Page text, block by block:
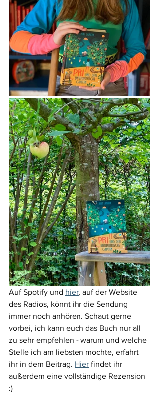
Auf Spotify und hier, auf der Website
des Radios, könnt ihr die Sendung
immer noch anhören. Schaut gerne
vorbei, ich kann euch das Buch nur all
zu sehr empfehlen - warum und welche
Stelle ich am liebsten mochte, erfahrt
ihr in dem Beitrag. Hier findet ihr
außerdem eine vollständige Rezension
:)